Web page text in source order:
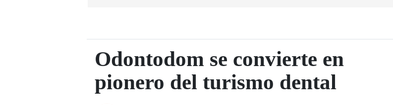
Odontodom se convierte en
pionero del turismo dental